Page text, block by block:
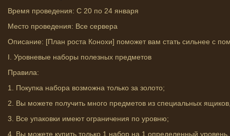
Время проведения: С 20 по 24 января
Место проведения: Все сервера
Описание: [План роста Конохи] поможет вам стать сильнее с
I. Уровневые наборы полезных предметов
Правила:
1. Покупка набора возможна только за золото;
2. Вы можете получить много предметов из специальных
3. Все упаковки имеют ограничения по уровню;
4. Вы можете купить только 1 набор на 1 определенный уровень.